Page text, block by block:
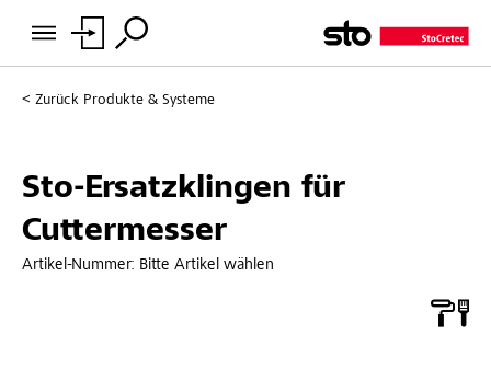
Zurück Produkte & Systeme
Sto-Ersatzklingen für
Cuttermesser
Artikel-Nummer: Bitte Artikel wählen